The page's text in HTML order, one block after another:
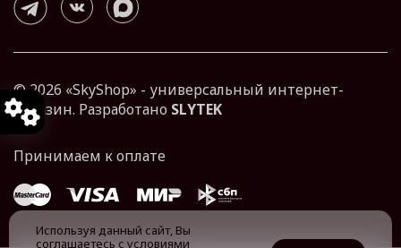
© 2026 «SkyShop» - универсальный интернет-
магазин. Разработано SLYTEK
Используя данный сайт, Вы
соглашаетесь с условиями